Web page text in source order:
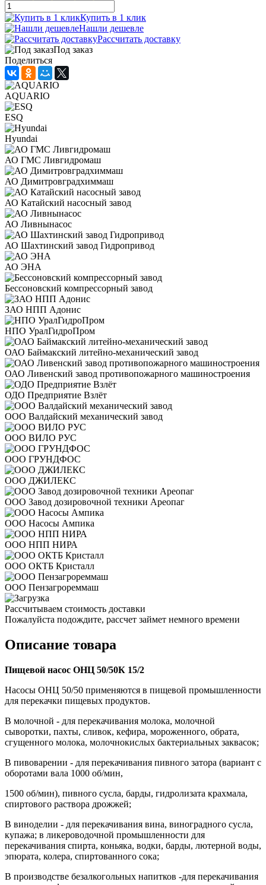
Купить в 1 клик
Нашли дешевле
Рассчитать доставку
Под заказ
Поделиться
AQUARIO
ESQ
Hyundai
АО ГМС Ливгидромаш
АО Димитровградхиммаш
АО Катайский насосный завод
АО Ливнынасос
АО Шахтинский завод Гидропривод
АО ЭНА
Бессоновский компрессорный завод
ЗАО НПП Адонис
НПО УралГидроПром
ОАО Баймакский литейно-механический завод
ОАО Ливенский завод противопожарного машиностроения
ОДО Предприятие Взлёт
ООО Валдайский механический завод
ООО ВИЛО РУС
ООО ГРУНДФОС
ООО ДЖИЛЕКС
ООО Завод дозировочной техники Ареопаг
ООО Насосы Ампика
ООО НПП НИРА
ООО ОКТБ Кристалл
ООО Пензагрореммаш
Рассчитываем стоимость доставки
Пожалуйста подождите, рассчет займет немного времени
Описание товара
Пищевой насос ОНЦ 50/50К 15/2
Насосы ОНЦ 50/50 применяются в пищевой промышленности
для перекачки пищевых продуктов.
В молочной - для перекачивания молока, молочной
сыворотки, пахты, сливок, кефира, мороженного, обрата,
сгущенного молока, молочнокислых бактериальных заквасок;
В пивоварении - для перекачивания пивного затора (вариант с
оборотами вала 1000 об/мин,
1500 об/мин), пивного сусла, барды, гидролизата крахмала,
спиртового раствора дрожжей;
В виноделии - для перекачивания вина, виноградного сусла,
купажа; в ликероводочной промышленности для
перекачивания спирта, коньяка, водки, барды, лютерной воды,
эпюрата, колера, спиртованного сока;
В производстве безалкогольных напитков -для перекачивания